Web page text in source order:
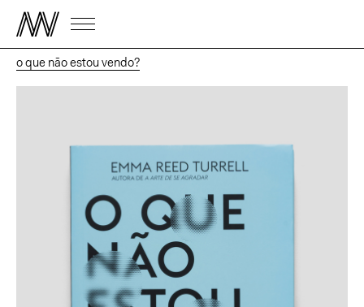
o que não estou vendo?